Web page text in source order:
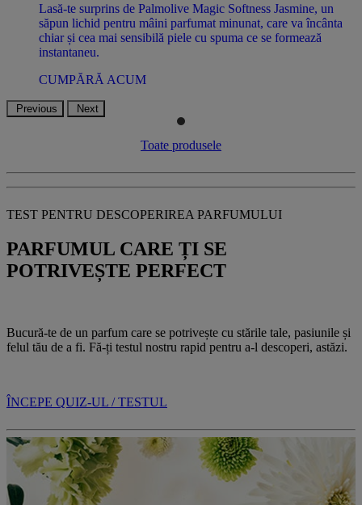
Lasă-te surprins de Palmolive Magic Softness Jasmine, un
săpun lichid pentru mâini parfumat minunat, care va încânta
chiar și cea mai sensibilă piele cu spuma ce se formează
instantaneu.
CUMPĂRĂ ACUM
Previous Next
Toate produsele
TEST PENTRU DESCOPERIREA PARFUMULUI
PARFUMUL CARE ȚI SE
POTRIVEȘTE PERFECT
Bucură-te de un parfum care se potrivește cu stările tale, pasiunile și
felul tău de a fi. Fă-ți testul nostru rapid pentru a-l descoperi, astăzi.
ÎNCEPE QUIZ-UL / TESTUL